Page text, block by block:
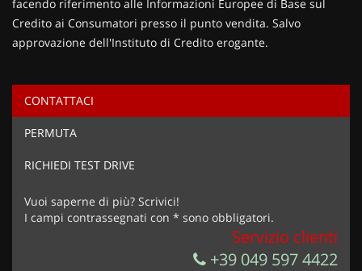
Ho letto e accettol'informativa privacy*
Acconsento al trattamento dei miei dati per finalità di
Invia la tua richiesta
facendo riferimento alle Informazioni Europee di Base sul
Credito ai Consumatori presso il punto vendita. Salvo
approvazione dell'Instituto di Credito erogante.
CONTATTACI
PERMUTA
RICHIEDI TEST DRIVE
Vuoi saperne di più? Scrivici!
I campi contrassegnati con * sono obbligatori.
Servizio clienti
+39 049 597 4422